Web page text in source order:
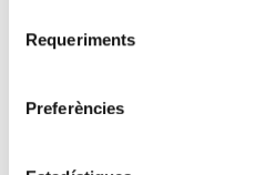
Requeriments
Preferències
SEGUEIX LLEGINT